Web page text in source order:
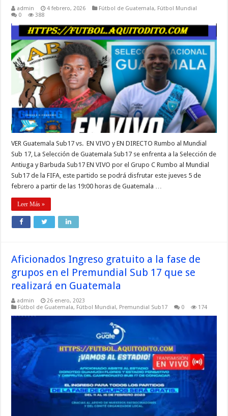
admin 4 febrero, 2026 Fútbol de Guatemala, Fútbol Mundial
0
388
VER Guatemala Sub17 vs. EN VIVO y EN DIRECTO Rumbo al Mundial
Sub 17, La Selección de Guatemala Sub17 se enfrenta a la Selección de
Antiuga y Barbuda Sub17 EN VIVO por el Grupo C Rumbo al Mundial
Sub17 de la FIFA, este partido se podrá disfrutar este jueves 5 de
febrero a partir de las 19:00 horas de Guatemala …
Leer Más »
Aficionados Ingreso gratuito a la fase de
grupos en el Premundial Sub 17 que se
realizará en Guatemala
admin
26 enero, 2023
Fútbol de Guatemala, Fútbol Mundial, Premundial Sub17 0 174